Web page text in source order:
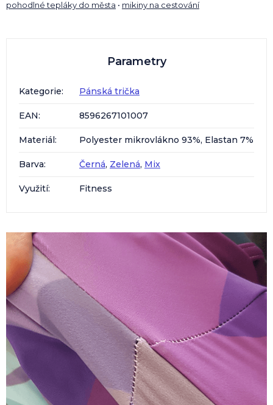
pohodlné tepláky do města • mikiny na cestování
Parametry
Kategorie: Pánská trička
EAN: 8596267101007
Materiál: Polyester mikrovlákno 93%, Elastan 7%
Barva: Černá, Zelená, Mix
Využití: Fitness